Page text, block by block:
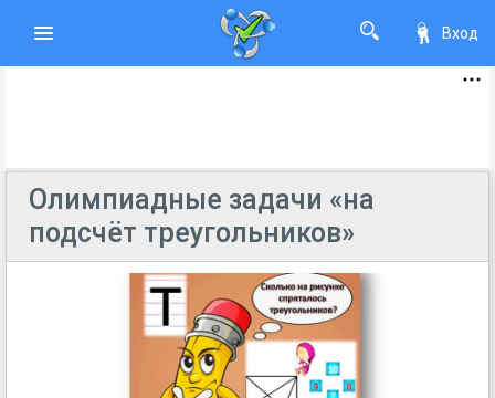
Вход
Олимпиадные задачи «на
подсчёт треугольников»